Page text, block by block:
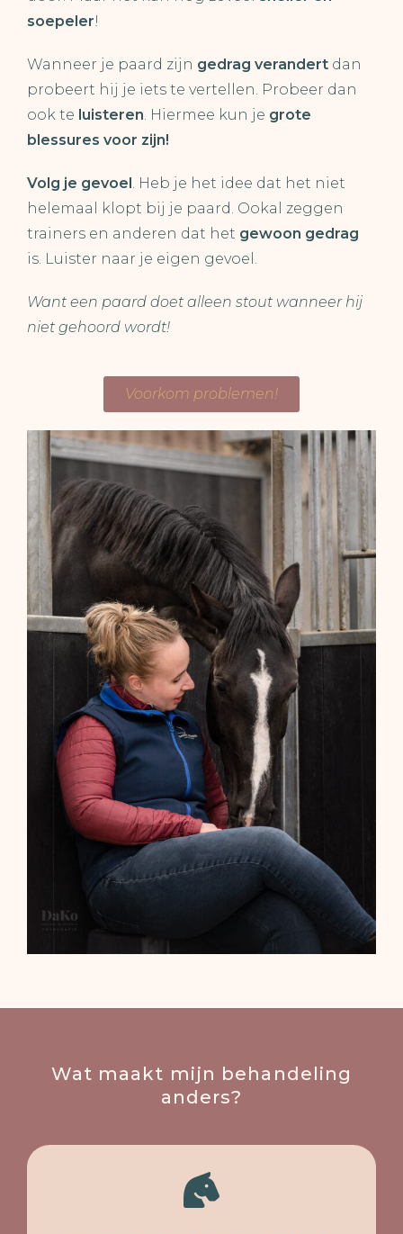
soepeler!
Wanneer je paard zijn gedrag verandert dan
probeert hij je iets te vertellen. Probeer dan
ook te luisteren. Hiermee kun je grote
blessures voor zijn!
Volg je gevoel . Heb je het idee dat het niet
helemaal klopt bij je paard. Ookal zeggen
trainers en anderen dat het gewoon gedrag
is. Luister naar je eigen gevoel.
Want een paard doet alleen stout wanneer hij
niet gehoord wordt!
Voorkom problemen!
Wat maakt mijn behandeling
anders?